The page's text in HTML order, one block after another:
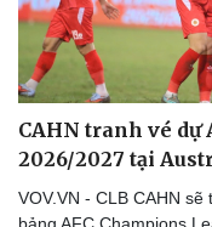
Thông tin doanh nghiệp
Doanh nghiệp 24h
Doanh nhân
CAHN tranh vé dự
2026/2027 tại
VOV.VN - CLB CAHN
bảng AFC Champions